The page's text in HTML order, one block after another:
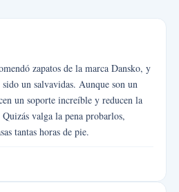
zapatos de la marca Dansko, y
un salvavidas. Aunque son un
un soporte increíble y reducen la
valga la pena probarlos,
tantas horas de pie.